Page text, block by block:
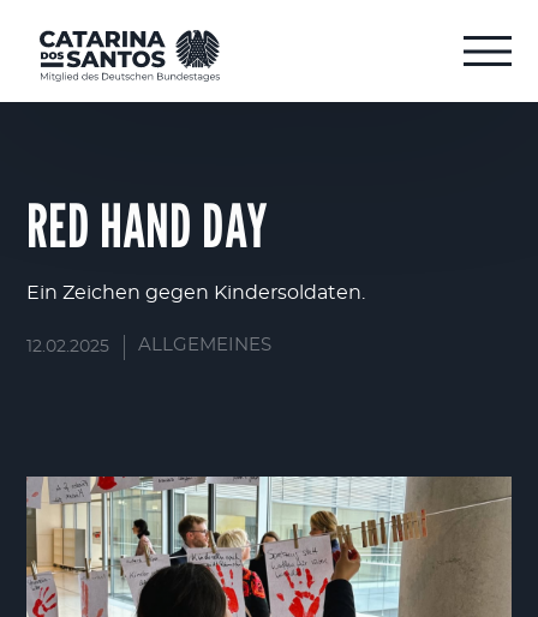
RED HAND DAY
Ein Zeichen gegen Kindersoldaten.
12.02.2025 ALLGEMEINES